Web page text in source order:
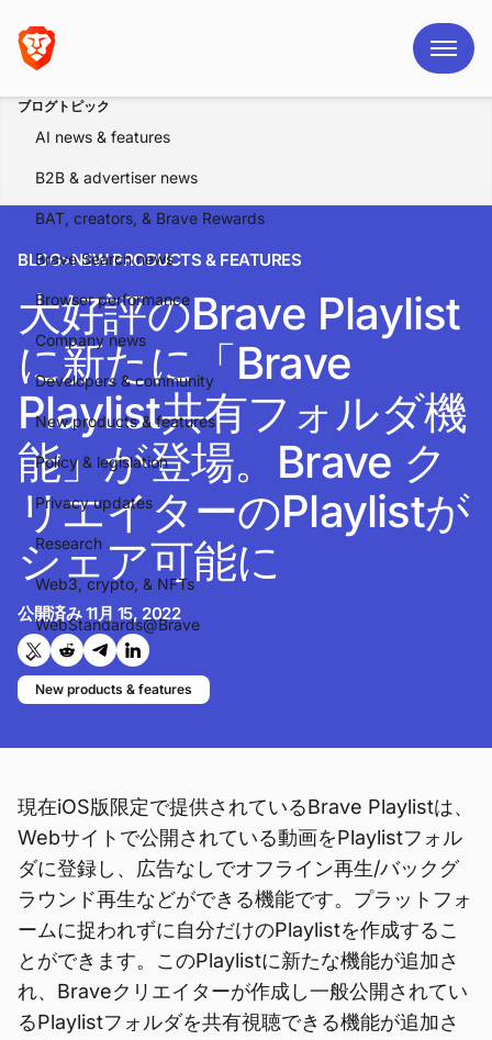
ブログトピック
AI news & features
B2B & advertiser news
BAT, creators, & Brave Rewards
Brave Search news
Browser performance
Company news
Developers & community
New products & features
Policy & legislation
Privacy updates
Research
Web3, crypto, & NFTs
WebStandards@Brave
BLOG>NEW PRODUCTS & FEATURES
大好評のBrave Playlist
に新たに「Brave
Playlist共有フォルダ機
能」が登場。Brave ク
リエイターのPlaylistが
シェア可能に
公開済み11月 15, 2022
Twitterで共有する
Reddit で共有
Telegramで共有
LinkedInで共有
New products & features
現在iOS版限定で提供されているBrave Playlistは、
Webサイトで公開されている動画をPlaylistフォル
ダに登録し、広告なしでオフライン再生/バックグ
ラウンド再生などができる機能です。プラットフォ
ームに捉われずに自分だけのPlaylistを作成するこ
とができます。このPlaylistに新たな機能が追加さ
れ、Braveクリエイターが作成し一般公開されてい
るPlaylistフォルダを共有視聴できる機能が追加さ